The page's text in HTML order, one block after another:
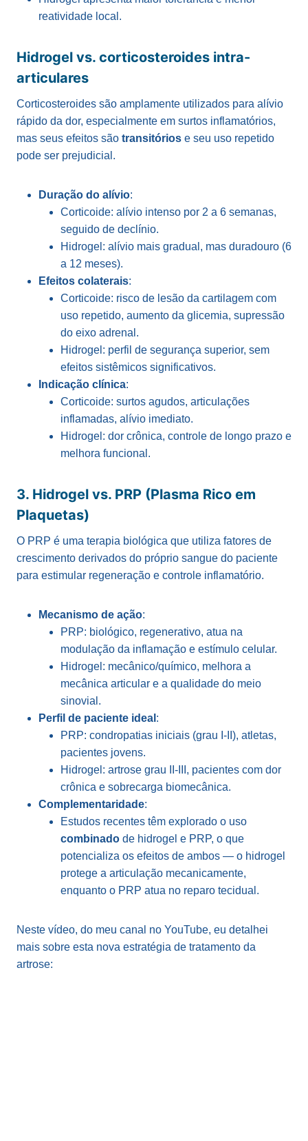
reatividade local.
Hidrogel vs. corticosteroides intra-
articulares
Corticosteroides são amplamente utilizados para alívio
rápido da dor, especialmente em surtos inflamatórios,
mas seus efeitos são transitórios e seu uso repetido
pode ser prejudicial.
Duração do alívio:
Corticoide: alívio intenso por 2 a 6 semanas,
seguido de declínio.
Hidrogel: alívio mais gradual, mas duradouro (6
a 12 meses).
Efeitos colaterais:
Corticoide: risco de lesão da cartilagem com
uso repetido, aumento da glicemia, supressão
do eixo adrenal.
Hidrogel: perfil de segurança superior, sem
efeitos sistêmicos significativos.
Indicação clínica:
Corticoide: surtos agudos, articulações
inflamadas, alívio imediato.
Hidrogel: dor crônica, controle de longo prazo e
melhora funcional.
3. Hidrogel vs. PRP (Plasma Rico em
Plaquetas)
O PRP é uma terapia biológica que utiliza fatores de
crescimento derivados do próprio sangue do paciente
para estimular regeneração e controle inflamatório.
Mecanismo de ação:
PRP: biológico, regenerativo, atua na
modulação da inflamação e estímulo celular.
Hidrogel: mecânico/químico, melhora a
mecânica articular e a qualidade do meio
sinovial.
Perfil de paciente ideal :
PRP: condropatias iniciais (grau I-II), atletas,
pacientes jovens.
Hidrogel: artrose grau II-III, pacientes com dor
crônica e sobrecarga biomecânica.
Complementaridade:
Estudos recentes têm explorado o uso
combinado de hidrogel e PRP, o que
potencializa os efeitos de ambos — o hidrogel
protege a articulação mecanicamente,
enquanto o PRP atua no reparo tecidual.
Neste vídeo, do meu canal no YouTube, eu detalhei
mais sobre esta nova estratégia de tratamento da
artrose: